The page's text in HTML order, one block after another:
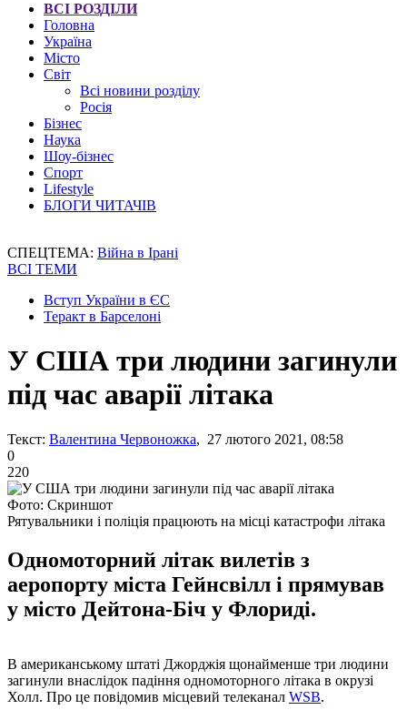
ВСІ РОЗДІЛИ
Головна
Україна
Місто
Світ
Всі новини розділу
Росія
Бізнес
Наука
Шоу-бізнес
Спорт
Lifestyle
БЛОГИ ЧИТАЧІВ
СПЕЦТЕМА: Війна в Ірані
ВСІ ТЕМИ
Вступ України в ЄС
Теракт в Барселоні
У США три людини загинули
під час аварії літака
Текст: Валентина Червоножка, 27 лютого 2021, 08:58
0
220
Фото: Скриншот
Рятувальники і поліція працюють на місці катастрофи літака
Одномоторний літак вилетів з
аеропорту міста Гейнсвілл і прямував
у місто Дейтона-Біч у Флориді.
В американському штаті Джорджія щонайменше три людини
загинули внаслідок падіння одномоторного літака в окрузі
Холл. Про це повідомив місцевий телеканал WSB.